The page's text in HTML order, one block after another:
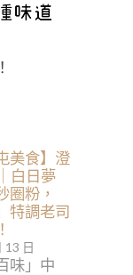
美食】澄
白日夢
圈粉，
特調老司
13 日
味」中